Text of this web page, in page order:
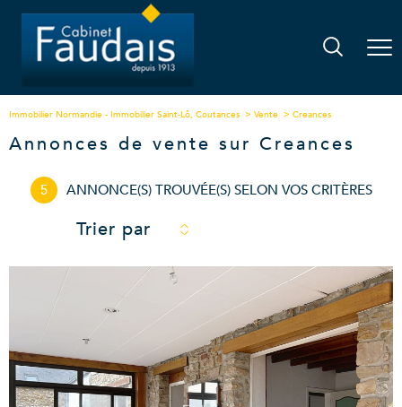
Immobilier Normandie - Immobilier Saint-Lô, Coutances Vente Creances
Annonces de vente sur Creances
5 ANNONCE(S) TROUVÉE(S) SELON VOS CRITÈRES
Trier par